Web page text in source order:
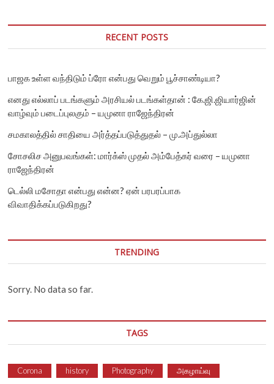
RECENT POSTS
பாஜக உள்ள வந்திடும் ப்ரோ என்பது வெறும் பூச்சாண்டியா?
எனது எல்லாப் படங்களும் அரசியல் படங்கள்தான் : கே.ஜி.ஜியார்ஜின்
வாழ்வும் படைப்புலகும் – யமுனா ராஜேந்திரன்
சமகாலத்தில் சாதியை அர்த்தப்படுத்துதல் – மு.அப்துல்லா
சோசலிச அனுபவங்கள்: மார்க்ஸ் முதல் அம்பேத்கர் வரை – யமுனா
ராஜேந்திரன்
டெல்லி மசோதா என்பது என்ன? ஏன் பரபரப்பாக
விவாதிக்கப்படுகிறது?
TRENDING
Sorry. No data so far.
TAGS
Corona history Photography அகழாய்வு